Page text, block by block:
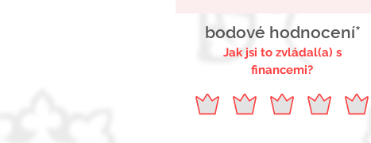
bodové hodnocení*
Jak jsi to zvládal(a) s
financemi?